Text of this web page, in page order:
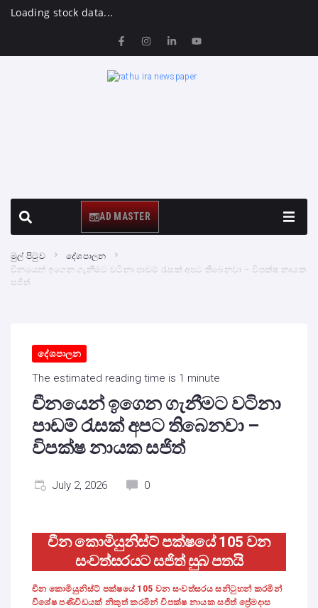
Loading stock data...
AD MASTER
මුල් පිටුව
දේශපාලන
චීනයෙන් ඉගෙන ගැනීමට වටිනා පාඩම් රැසක් අපට තිබෙනවා – විපක්ෂ නායක
සජිත්
දේශපාලන
The estimated reading time is 1 minute
චීනයෙන් ඉගෙන ගැනීමට වටිනා
පාඩම් රැසක් අපට තිබෙනවා –
විපක්ෂ නායක සජිත්
July 2, 2026 0
චීන කොමියුනිස්ට් පක්ෂයේ 105 වන
සංවත්සරයට සජිත් සුබ පතයි
චීන කොමියුනිස්ට් පක්ෂයේ 105 වන සංවත්සරය සනිටුහන් කරමින්
විශේෂ පණිවිඩයක් නිකුත් කරමින් විපක්ෂ නායක සජිත් ප්‍රේමදාස